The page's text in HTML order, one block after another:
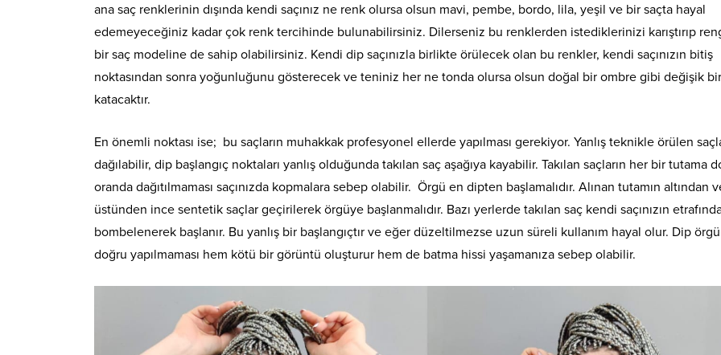
ana saç renklerinin dışında kendi saçınız ne renk olursa olsun mavi, pembe, bordo, lila, yeşil ve bir saçta hayal
edemeyeceğiniz kadar çok renk tercihinde bulunabilirsiniz. Dilerseniz bu renklerden istediklerinizi karıştırıp
bir saç modeline de sahip olabilirsiniz. Kendi dip saçınızla birlikte örülecek olan bu renkler, kendi saçınızın bitiş
noktasından sonra yoğunluğunu gösterecek ve teniniz her ne tonda olursa olsun doğal bir ombre gibi değişik
katacaktır.
En önemli noktası ise; bu saçların muhakkak profesyonel ellerde yapılması gerekiyor. Yanlış teknikle örülen
dağılabilir, dip başlangıç noktaları yanlış olduğunda takılan saç aşağıya kayabilir. Takılan saçların her bir tutama
oranda dağıtılmaması saçınızda kopmalara sebep olabilir. Örgü en dipten başlamalıdır. Alınan tutamın altından
üstünden ince sentetik saçlar geçirilerek örgüye başlanmalıdır. Bazı yerlerde takılan saç kendi saçınızın
bombelenerek başlanır. Bu yanlış bir başlangıçtır ve eğer düzeltilmezse uzun süreli kullanım hayal olur. Dip
doğru yapılmaması hem kötü bir görüntü oluşturur hem de batma hissi yaşamanıza sebep olabilir.